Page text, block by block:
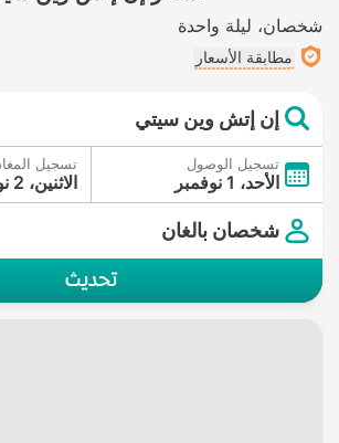
شخصان ليلة واحدة
مطابقة الأسعار
إن إتش وين سيتي
تسجيل الوصول
الأحد، 1 نوفمبر
تسجيل
الاثنين، 2 نوفمبر
شخصان بالغان
تحديث